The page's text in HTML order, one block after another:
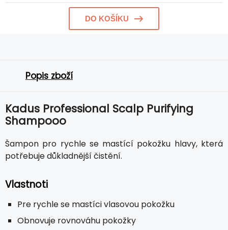
DO KOŠÍKU
Popis zboží
Kadus Professional Scalp Purifying
Shampooo
Šampon pro rychle se mastící pokožku hlavy, která
potřebuje důkladnější čistění.
Vlastnoti
Pre rychle se mastíci vlasovou pokožku
Obnovuje rovnováhu pokožky